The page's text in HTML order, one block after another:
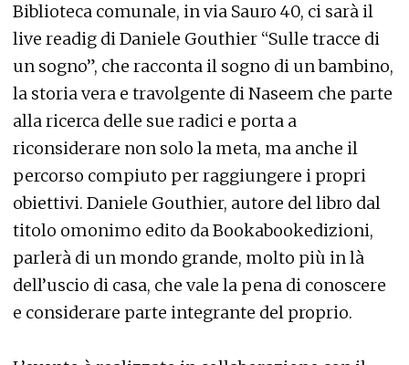
Biblioteca comunale, in via Sauro 40, ci sarà il
live readig di Daniele Gouthier “Sulle tracce di
un sogno”, che racconta il sogno di un bambino,
la storia vera e travolgente di Naseem che parte
alla ricerca delle sue radici e porta a
riconsiderare non solo la meta, ma anche il
percorso compiuto per raggiungere i propri
obiettivi. Daniele Gouthier, autore del libro dal
titolo omonimo edito da Bookabookedizioni,
parlerà di un mondo grande, molto più in là
dell’uscio di casa, che vale la pena di conoscere
e considerare parte integrante del proprio.